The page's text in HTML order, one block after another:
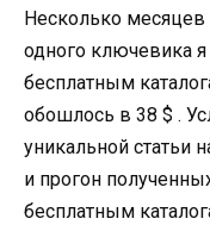
Несколько
одного ключевика
бесплатным
обошлось в 38 $ .
уникальной статьи
и прогон
бесплатным